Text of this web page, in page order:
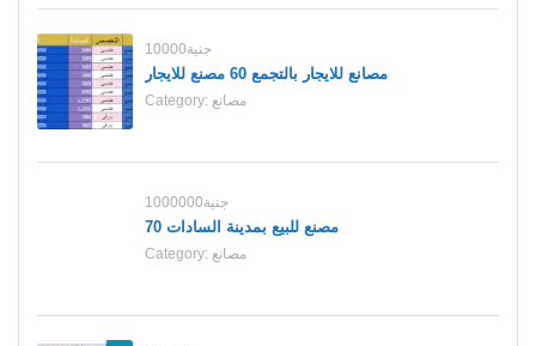
10000جنية
مصانع للايجار بالتجمع 60 مصنع للايجار
Category: مصانع
1000000جنية
70 مصنع للبيع بمدينة السادات
Category: مصانع